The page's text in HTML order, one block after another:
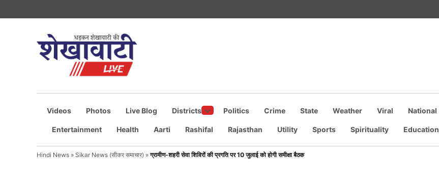
Videos Photos Live Blog Districts
dropdown
Politics Crime State Weather Viral National
Entertainment Health Aarti Rashifal Rajasthan Utility Sports Spirituality Education
Hindi News » Sikar News (सीकर समाचार) »ग्रामीण-शहरी सेवा शिविरों की प्रगति पर 10 जुलाई को होगी समीक्षा बैठक